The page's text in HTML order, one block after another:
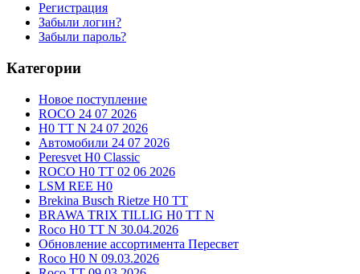
Регистрация
Забыли логин?
Забыли пароль?
Категории
Новое поступление
ROCO 24 07 2026
H0 TT N 24 07 2026
Автомобили 24 07 2026
Peresvet H0 Classic
ROCO H0 TT 02 06 2026
LSM REE H0
Brekina Busch Rietze H0 TT
BRAWA TRIX TILLIG H0 TT N
Roco H0 TT N 30.04.2026
Обновление ассортимента Пересвет
Roco H0 N 09.03.2026